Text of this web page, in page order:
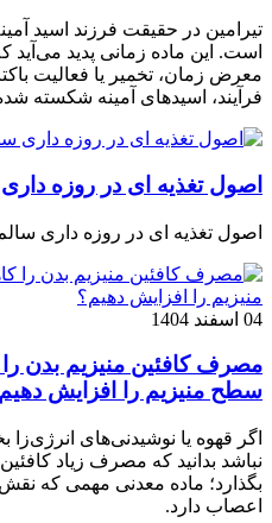
است. این ماده زمانی پدید می‌آید
معرض زمان، تخمیر یا فعالیت
فرآیند، اسیدهای آمینه شکسته
اصول تغذیه ای در روزه
اصول تغذیه ای در روزه داری سالم
04 اسفند 1404
مصرف کافئین منیزیم بدن
سطح منیزیم را افزایش
اگر قهوه یا نوشیدنی‌های
نباشد بدانید که مصرف زیاد
بگذارد؛ ماده معدنی مهمی که
اعصاب دارد.